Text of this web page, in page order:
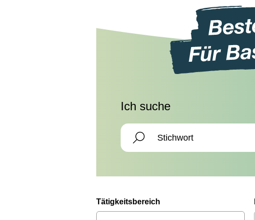
Ich suche
Tätigkeitsbereich